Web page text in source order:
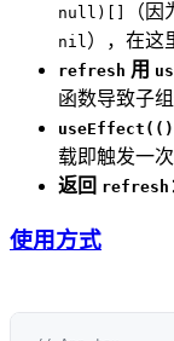
null)[]
（因
nil ），在这
refresh 用
函数导致子
载即触发一
返回 refresh
使用方式